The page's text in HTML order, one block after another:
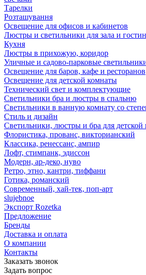
Тарелки
Розташування
Освещение для офисов и кабинетов
Люстры и светильники для зала и
Кухня
Люстры в прихожую, коридор
Уличные и садово-парковые
Освещение для баров, кафе и ресторанов
Освещение для детской комнаты
Технический свет и комплектующие
Светильники бра и люстры в спальню
Светильники в ванную комнату со
Стиль и дизайн
Светильники, люстры и бра для детской
Флористика, прованс, викторианский
Классика, ренессанс, ампир
Лофт, стимпанк, эдиссон
Модерн, ар-деко, нуво
Ретро, этно, кантри, тиффани
Готика, романский
Современный, хай-тек, поп-арт
slujebnoe
Экспорт Rozetka
Предложение
Бренды
Доставка и оплата
О компании
Контакты
Заказать звонок
Задать вопрос